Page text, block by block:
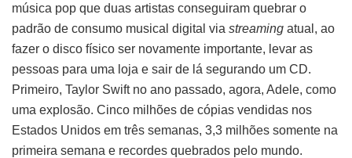
música pop que duas artistas conseguiram quebrar o
padrão de consumo musical digital via streaming atual, ao
fazer o disco físico ser novamente importante, levar as
pessoas para uma loja e sair de lá segurando um CD.
Primeiro, Taylor Swift no ano passado, agora, Adele, como
uma explosão. Cinco milhões de cópias vendidas nos
Estados Unidos em três semanas, 3,3 milhões somente na
primeira semana e recordes quebrados pelo mundo.